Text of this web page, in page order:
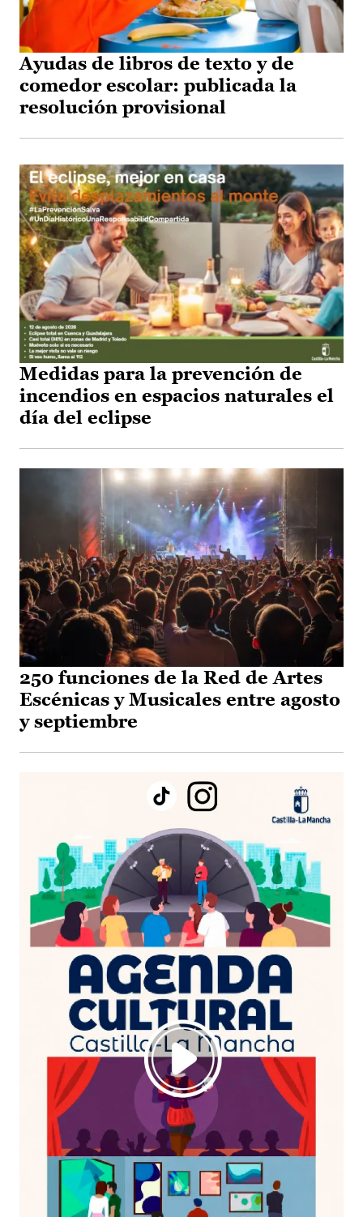
Ayudas de libros de texto y de
comedor escolar: publicada la
resolución provisional
Medidas para la prevención de
incendios en espacios naturales el
día del eclipse
250 funciones de la Red de Artes
Escénicas y Musicales entre agosto
y septiembre